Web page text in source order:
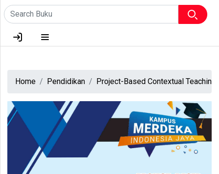
HOME
LOGIN
Home Pendidikan Project-Based Contextual Teaching